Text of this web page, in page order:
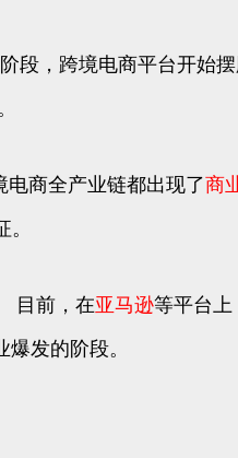
段，跨境电商平台开
电商全产业链都出现了商
目前，在亚马逊等平台上
发的阶段。